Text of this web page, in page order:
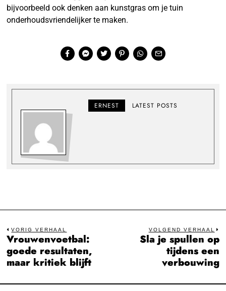
bijvoorbeeld ook denken aan kunstgras om je tuin
onderhoudsvriendelijker te maken.
ERNEST LATEST POSTS
Bericht
navigatie
VORIG VERHAAL
Previous
post:
Vrouwenvoetbal:
goede resultaten,
maar kritiek blijft
VOLGEND VERHAAL
Sla je spullen op
tijdens een
verbouwing